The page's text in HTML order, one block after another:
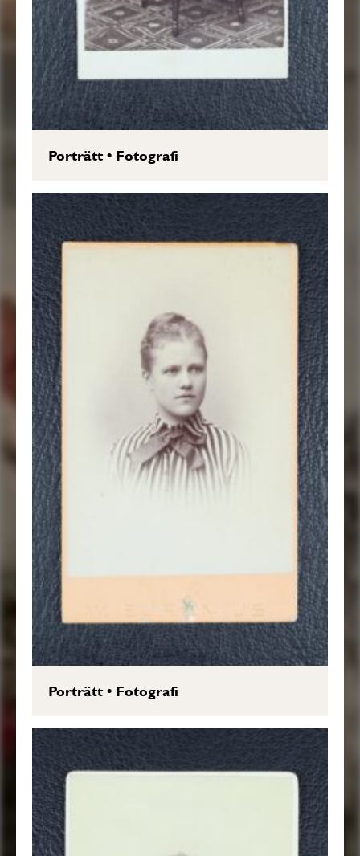
Porträtt• Fotografi
Porträtt• Fotografi